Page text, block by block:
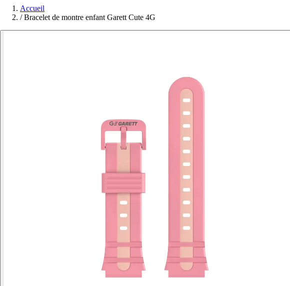
Accueil
/ Bracelet de montre enfant Garett Cute 4G